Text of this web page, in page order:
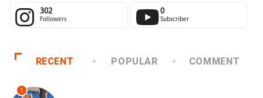
302
Followers
0
Subscriber
RECENT POPULAR COMMENT
1